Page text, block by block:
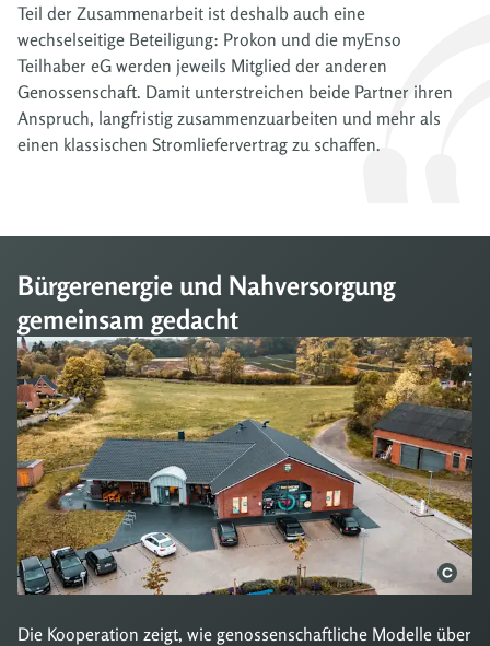
Teil der Zusammenarbeit ist deshalb auch eine
wechselseitige Beteiligung: Prokon und die myEnso
Teilhaber eG werden jeweils Mitglied der anderen
Genossenschaft. Damit unterstreichen beide Partner ihren
Anspruch, langfristig zusammenzuarbeiten und mehr als
einen klassischen Stromliefervertrag zu schaffen.
Bürgerenergie und Nahversorgung
gemeinsam gedacht
Die Kooperation zeigt, wie genossenschaftliche Modelle über